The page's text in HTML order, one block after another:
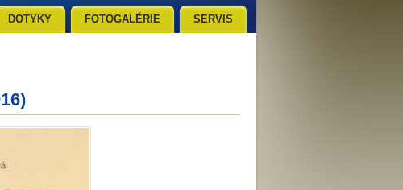
DOTYKY FOTOGALÉRIE SERVIS